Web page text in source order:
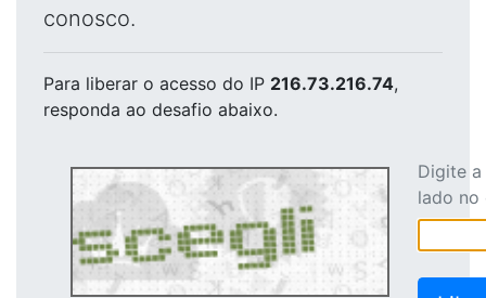
conosco.
Para liberar o acesso do IP 216.73.216.74,
responda ao desafio abaixo.
Digite
lado no